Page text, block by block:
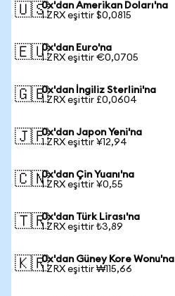
🇺🇸0x'dan Amerikan Doları'na
1 ZRX eşittir $0,0815
🇪🇺0x'dan Euro'na
1 ZRX eşittir €0,0705
🇬🇧0x'dan İngiliz Sterlini'na
1 ZRX eşittir £0,0604
🇯🇵0x'dan Japon Yeni'na
1 ZRX eşittir ¥12,94
🇨🇳0x'dan Çin Yuanı'na
1 ZRX eşittir ¥0,55
🇹🇷0x'dan Türk Lirası'na
1 ZRX eşittir ₺3,89
🇰🇷0x'dan Güney Kore Wonu'na
1 ZRX eşittir ₩115,66